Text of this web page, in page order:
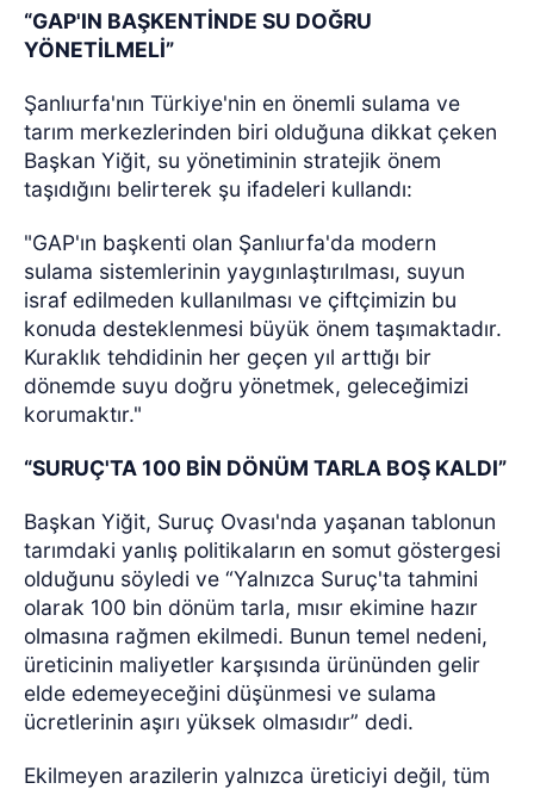
“GAP'IN BAŞKENTİNDE SU DOĞRU
YÖNETİLMELİ”
Şanlıurfa'nın Türkiye'nin en önemli sulama ve
tarım merkezlerinden biri olduğuna dikkat çeken
Başkan Yiğit, su yönetiminin stratejik önem
taşıdığını belirterek şu ifadeleri kullandı:
"GAP'ın başkenti olan Şanlıurfa'da modern
sulama sistemlerinin yaygınlaştırılması, suyun
israf edilmeden kullanılması ve çiftçimizin bu
konuda desteklenmesi büyük önem taşımaktadır.
Kuraklık tehdidinin her geçen yıl arttığı bir
dönemde suyu doğru yönetmek, geleceğimizi
korumaktır."
“SURUÇ'TA 100 BİN DÖNÜM TARLA BOŞ KALDI”
Başkan Yiğit, Suruç Ovası'nda yaşanan tablonun
tarımdaki yanlış politikaların en somut göstergesi
olduğunu söyledi ve “Yalnızca Suruç'ta tahmini
olarak 100 bin dönüm tarla, mısır ekimine hazır
olmasına rağmen ekilmedi. Bunun temel nedeni,
üreticinin maliyetler karşısında ürününden gelir
elde edemeyeceğini düşünmesi ve sulama
ücretlerinin aşırı yüksek olmasıdır” dedi.
Ekilmeyen arazilerin yalnızca üreticiyi değil, tüm